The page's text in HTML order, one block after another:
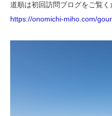
道順は初回訪問ブログをご覧く
https://onomichi-miho.com/